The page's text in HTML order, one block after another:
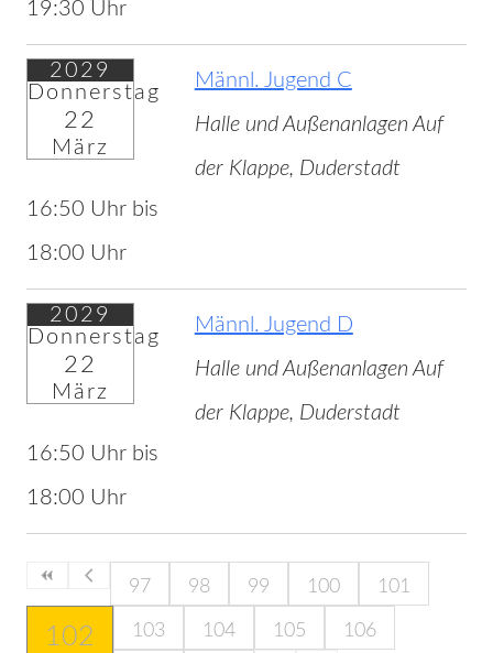
19:30 Uhr
2029
Donnerstag
22
März
16:50 Uhr bis
18:00 Uhr
Männl. Jugend C
Halle und Außenanlagen Auf
der Klappe, Duderstadt
2029
Donnerstag
22
März
16:50 Uhr bis
18:00 Uhr
Männl. Jugend D
Halle und Außenanlagen Auf
der Klappe, Duderstadt
97 98 99 100 101
102 103 104 105 106